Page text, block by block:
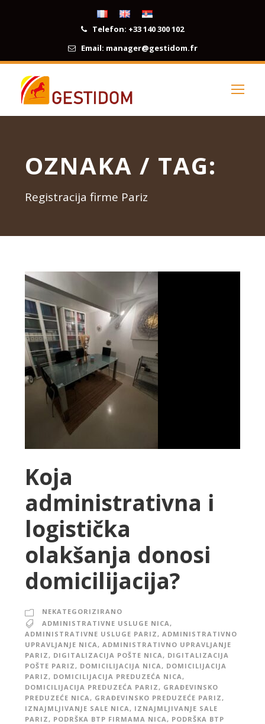
Telefon: +33 140 300 102
Email: manager@gestidom.fr
OZNAKA / TAG:
Registracija firme Pariz
Koja
administrativna i
logistička
olakšanja donosi
domicilijacija?
NEKATEGORIZIRANO
ADMINISTRATIVNE USLUGE NICA ,
ADMINISTRATIVNE USLUGE PARIZ , ADMINISTRATIVNO
UPRAVLJANJE NICA , ADMINISTRATIVNO UPRAVLJANJE
PARIZ , DIGITALIZACIJA POŠTE NICA , DIGITALIZACIJA
POŠTE PARIZ , DOMICILIJACIJA NICA , DOMICILIJACIJA
PARIZ , DOMICILIJACIJA PREDUZEĆA NICA ,
DOMICILIJACIJA PREDUZEĆA PARIZ , GRAĐEVINSKO
PREDUZEĆE NICA , GRAĐEVINSKO PREDUZEĆE PARIZ ,
IZNAJMLJIVANJE SALE NICA , IZNAJMLJIVANJE SALE
PARIZ , PODRŠKA BTP FIRMAMA NICA , PODRŠKA BTP